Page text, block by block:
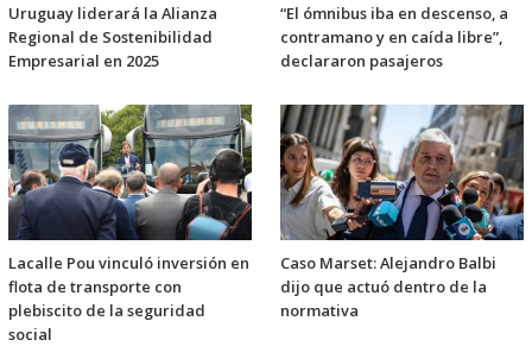
Uruguay liderará la Alianza
Regional de Sostenibilidad
Empresarial en 2025
“El ómnibus iba en descenso, a
contramano y en caída libre”,
declararon pasajeros
Lacalle Pou vinculó inversión en
flota de transporte con
plebiscito de la seguridad
social
Caso Marset: Alejandro Balbi
dijo que actuó dentro de la
normativa